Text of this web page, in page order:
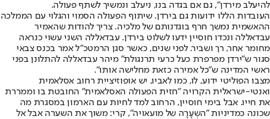
להיעלב מירדן", גם אם בגדה בנו, ניעלב ונמשיך לשתף פעולה.
העובדות הללו ידועות גם בירדן. שיתוף הפעולה הסמוי והגלוי עם הממלכה
ההאשמית נמשך חרף בוגדנותם של מלכיה. צריך להודות שהאמיר
עבדאללה ונכדו חוסיין ידעו לשלוט בירדן. עבדאללה השני עשוי כנראה
מחומר אחר, רך ושביר. לפני שנים, כאשר סגן הרמטכ"ל אמר בכנס צבאי
סגור ש"ירדן מפרפרת כעל כרעי תרנגולת" מיהר עבדאללה להתלונן בפני
ראשי המדינה ש"כל אמירה כזאת מחלישה אותו".
מצבו הפוליטי ידוע, לו, כמו לאביו, יש אופוזיציית רחוב אסלאמית
ואנטי-ישראלית הקרויה "חזית הפעולה האסלאמית" החובטת בו וממררת
את חייו. אבל בימי חוסיין, הרחוב למד לחיות עם הארמון במסגרת מה
שכונה כמדיניות "השְעָרָה של מועאויה", קרי: משוך את השערה אבל אל